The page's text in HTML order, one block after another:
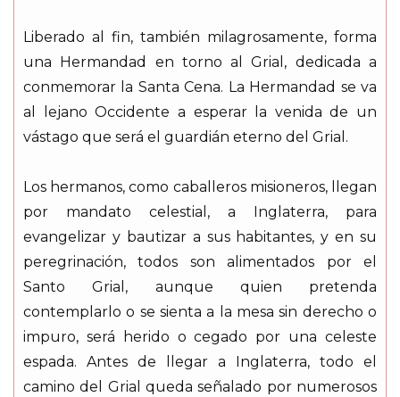
Liberado al fin, también milagrosamente, forma
una Hermandad en torno al Grial, dedicada a
conmemorar la Santa Cena. La Hermandad se va
al lejano Occidente a esperar la venida de un
vástago que será el guardián eterno del Grial.
Los hermanos, como caballeros misioneros, llegan
por mandato celestial, a Inglaterra, para
evangelizar y bautizar a sus habitantes, y en su
peregrinación, todos son alimentados por el
Santo Grial, aunque quien pretenda
contemplarlo o se sienta a la mesa sin derecho o
impuro, será herido o cegado por una celeste
espada. Antes de llegar a Inglaterra, todo el
camino del Grial queda señalado por numerosos